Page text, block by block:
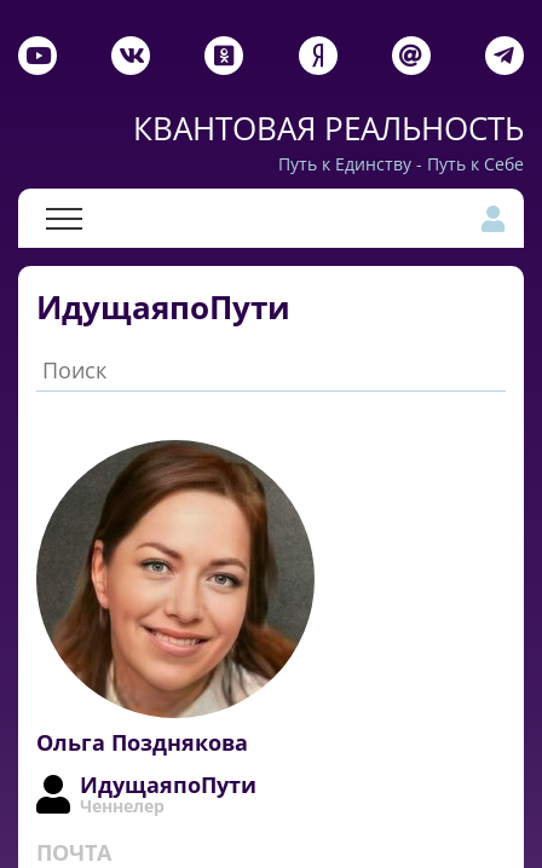
КВАНТОВАЯ РЕАЛЬНОСТЬ
Путь к Единству - Путь к Себе
ИдущаяпоПути
Ольга Позднякова
ИдущаяпоПути
Ченнелер
ПОЧТА